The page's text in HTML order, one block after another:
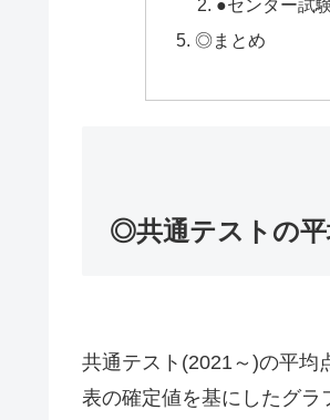
●センター試
◎まとめ
◎共通テストの平
共通テスト(2021～)の平均
表の確定値を基にしたグ